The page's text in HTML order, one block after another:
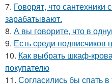
7. Говорят, что сантехники
зарабатывают.
8. А вы говорите, что в
9. Есть среди подписчиков
10. Как выбрать шкаф-
покупателю
11. Согласились бы спать в